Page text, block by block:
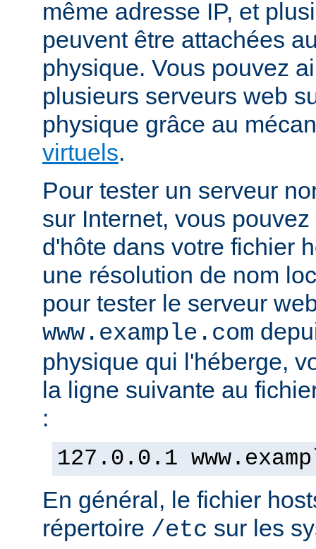
même adresse IP, et
peuvent être attachées
physique. Vous pouvez
plusieurs serveurs web
physique grâce au
virtuels.
Pour tester un serveur
sur Internet, vous
d'hôte dans votre fichier
une résolution de nom
pour tester le serveur
www.example.com
physique qui l'héberge,
la ligne suivante au
:
127.0.0.1
En général, le fichier
répertoire /etc sur les